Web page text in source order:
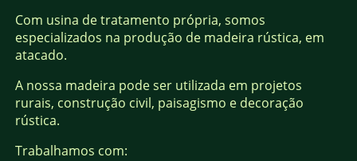
Com usina de tratamento própria, somos
especializados na produção de madeira rústica, em
atacado.
A nossa madeira pode ser utilizada em projetos
rurais, construção civil, paisagismo e decoração
rústica.
Trabalhamos com: